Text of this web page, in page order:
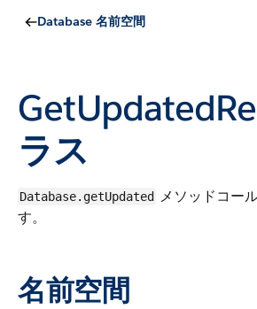
Database 名前空間
ラス
Database.getUpdated
メソッドコー
す。
名前空間